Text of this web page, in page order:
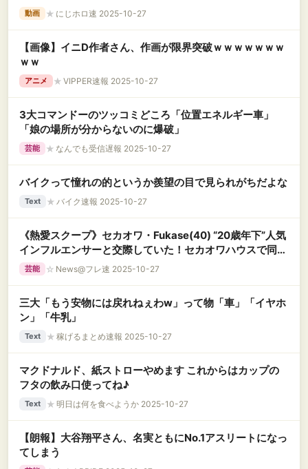
動画 ★ にじホロ速 2025-10-27
【画像】イニD作者さん、作画が限界突破ｗｗｗｗｗｗｗ
ｗｗ
アニメ ★ VIPPER速報 2025-10-27
3大コマンドーのツッコミどころ「位置エネルギー車」
「娘の場所が分からないのに爆破」
芸能 ★ なんでも受信遅報 2025-10-27
バイクって憧れの的というか羨望の目で見られがちだよな
Text ★ バイク速報 2025-10-27
《熱愛スクープ》セカオワ・Fukase(40) “20歳年下”人気
インフルエンサーと交際していた！セカオワハウスで同棲
生活、両親にも紹介済み
芸能 ☆ News@フレ速 2025-10-27
三大「もう安物には戻れねぇわw」って物「車」「イヤホ
ン」「牛乳」
Text ★ 稼げるまとめ速報 2025-10-27
マクドナルド、紙ストローやめます これからはカップの
フタの飲み口使ってね♪
Text ★ 明日は何を食べようか 2025-10-27
【朗報】大谷翔平さん、名実ともにNo.1アスリートになっ
てしまう